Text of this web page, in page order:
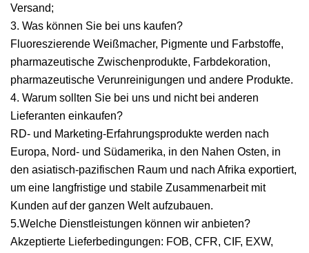
Versand;
3. Was können Sie bei uns kaufen?
Fluoreszierende Weißmacher, Pigmente und Farbstoffe,
pharmazeutische Zwischenprodukte, Farbdekoration,
pharmazeutische Verunreinigungen und andere Produkte.
4. Warum sollten Sie bei uns und nicht bei anderen
Lieferanten einkaufen?
RD- und Marketing-Erfahrungsprodukte werden nach
Europa, Nord- und Südamerika, in den Nahen Osten, in
den asiatisch-pazifischen Raum und nach Afrika exportiert,
um eine langfristige und stabile Zusammenarbeit mit
Kunden auf der ganzen Welt aufzubauen.
5.Welche Dienstleistungen können wir anbieten?
Akzeptierte Lieferbedingungen: FOB, CFR, CIF, EXW,